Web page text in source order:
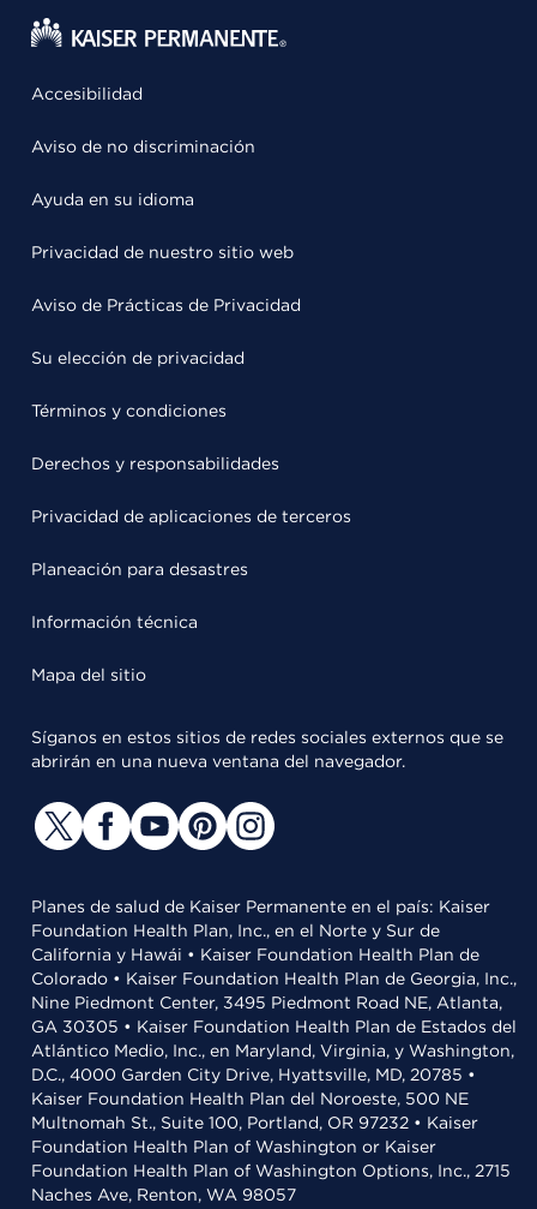
Accesibilidad
Aviso de no discriminación
Ayuda en su idioma
Privacidad de nuestro sitio web
Aviso de Prácticas de Privacidad
Su elección de privacidad
Términos y condiciones
Derechos y responsabilidades
Privacidad de aplicaciones de terceros
Planeación para desastres
Información técnica
Mapa del sitio
Síganos en estos sitios de redes sociales externos que se
abrirán en una nueva ventana del navegador.
Planes de salud de Kaiser Permanente en el país: Kaiser
Foundation Health Plan, Inc., en el Norte y Sur de
California y Hawái • Kaiser Foundation Health Plan de
Colorado • Kaiser Foundation Health Plan de Georgia, Inc.,
Nine Piedmont Center, 3495 Piedmont Road NE, Atlanta,
GA 30305 • Kaiser Foundation Health Plan de Estados del
Atlántico Medio, Inc., en Maryland, Virginia, y Washington,
D.C., 4000 Garden City Drive, Hyattsville, MD, 20785 •
Kaiser Foundation Health Plan del Noroeste, 500 NE
Multnomah St., Suite 100, Portland, OR 97232 • Kaiser
Foundation Health Plan of Washington or Kaiser
Foundation Health Plan of Washington Options, Inc., 2715
Naches Ave, Renton, WA 98057